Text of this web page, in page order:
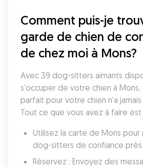
Comment puis-je
garde de chien de
de chez moi à Mons?
Avec 39 dog-sitters aimants
s'occuper de votre chien à
parfait pour votre chien n'a
Tout ce que vous avez à faire est
Utilisez la carte de Mons
dog-sitters de confiance près
Réservez : Envoyez des